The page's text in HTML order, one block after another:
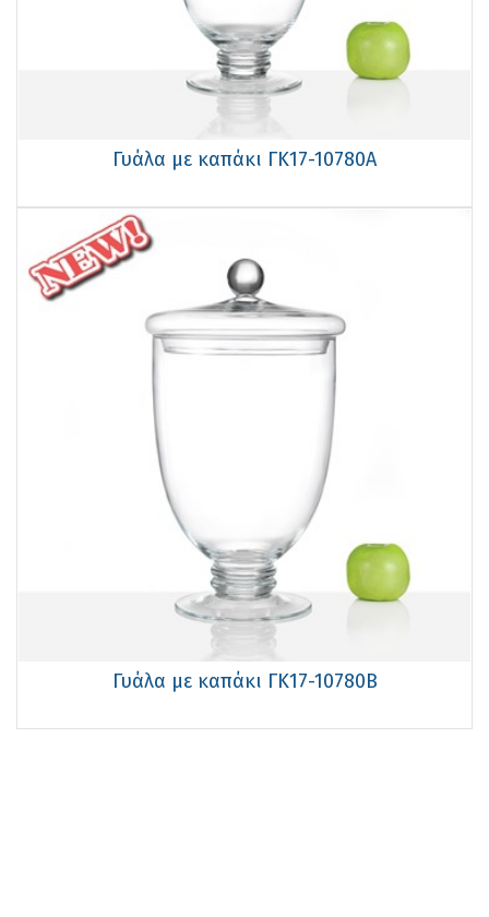
Γυάλα με καπάκι ΓΚ17-10780Α
Γυάλα με καπάκι ΓΚ17-10780B